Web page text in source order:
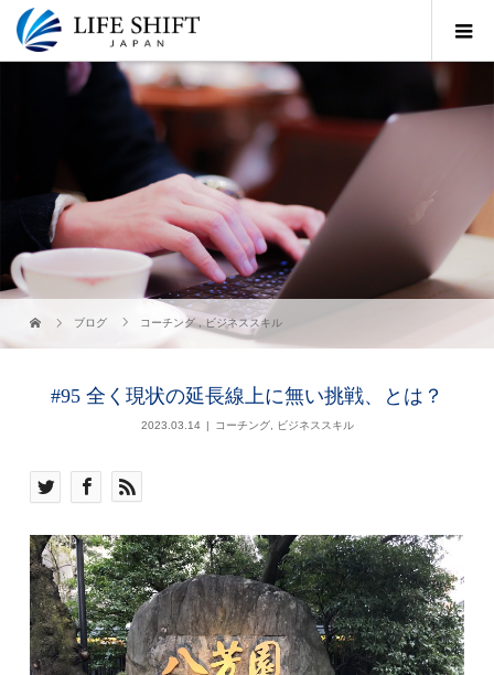
ブログ コーチング , ビジネススキル
#95 全く現状の延長線上に無い挑戦、とは？
2023.03.14 コーチング, ビジネススキル